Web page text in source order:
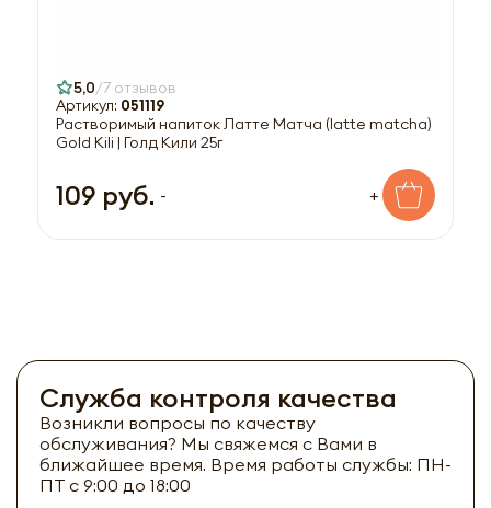
5,0 7 отзывов
Артикул: 051119
Растворимый напиток Латте Матча (latte matcha)
Gold Kili | Голд Кили 25г
109 руб. - +
Служба контроля качества
Возникли вопросы по качеству
обслуживания? Мы свяжемся с Вами в
ближайшее время. Время работы службы: ПН-
ПТ с 9:00 до 18:00